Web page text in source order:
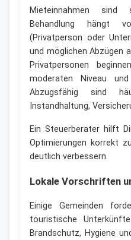
Mieteinnahmen sind
Behandlung hängt
(Privatperson oder
und möglichen Abzügen
Privatpersonen
moderaten Niveau
Abzugsfähig sind
Instandhaltung,
Ein Steuerberater hilft
Optimierungen korrekt
deutlich verbessern.
Lokale Vorschriften
Einige Gemeinden
touristische
Brandschutz, Hygiene